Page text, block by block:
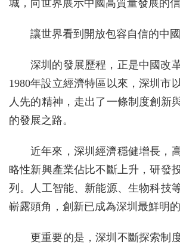
城，向世界展示中國高質量發展的信
讓世界看到開放包容自信的中國
深圳的發展歷程，正是中國改
1980年設立經濟特區以來，深圳市
人先的精神，走出了一條制度創新
的發展之路。
近年來，深圳經濟穩健增長，
略性新興產業佔比不斷上升，研發
列。人工智能、新能源、生物科技
嶄露頭角，創新已成為深圳最鮮明的
更重要的是，深圳不斷探索制